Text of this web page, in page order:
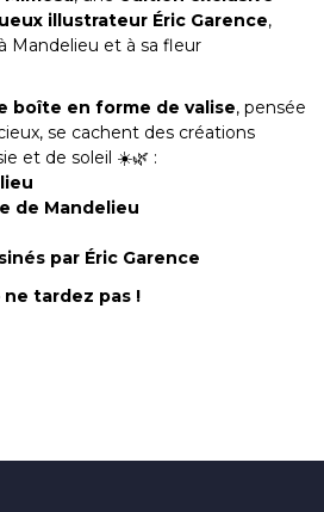
illustrateur Éric Garence,
Mandelieu et à sa fleur
boîte en forme de valise, pensée
se cachent des créations
et de soleil ☀️🌿 :
de Mandelieu
par Éric Garence
tardez pas !